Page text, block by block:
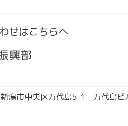
せはこちらへ
興部
潟市中央区万代島5-1 万代島ビ